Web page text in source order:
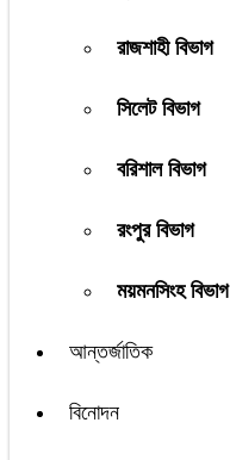
রাজশাহী বিভাগ
সিলেট বিভাগ
বরিশাল বিভাগ
রংপুর বিভাগ
ময়মনসিংহ বিভাগ
আন্তর্জাতিক
বিনোদন